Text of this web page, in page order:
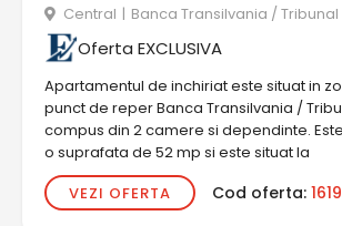
Central | Banca Transilvania / Tribunal
Oferta EXCLUSIVA
Apartamentul de inchiriat este situat in
punct de reper Banca Transilvania /
compus din 2 camere si dependinte.
o suprafata de 52 mp si este situat la
VEZI OFERTA
Cod oferta: